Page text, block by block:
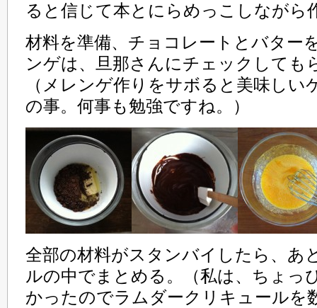
ると信じて本とにらめっこしながら
材料を準備、チョコレートとバター
ンゲは、旦那さんにチェックしても
（メレンゲ作りをサボると美味しい
の事。何事も勉強ですね。）
全部の材料がスタンバイしたら、あ
ルの中でまとめる。（私は、ちょっ
かったのでラムダークリキュールを